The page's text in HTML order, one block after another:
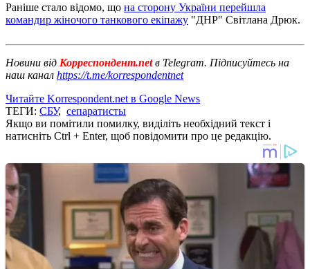
Раніше стало відомо, що на сторону України перейшла
командир жіночого танкового екіпажу "ДНР" Світлана Дрюк.
Новини від Корреспондент.netв Telegram. Підписуйтесь на
наш канал https://t.me/korrespondentnet
Читайте Korrespondent.net в Google News
ТЕГИ: СБУ, сепаратисты
Якщо ви помітили помилку, виділіть необхідний текст і
натисніть Ctrl + Enter, щоб повідомити про це редакцію.